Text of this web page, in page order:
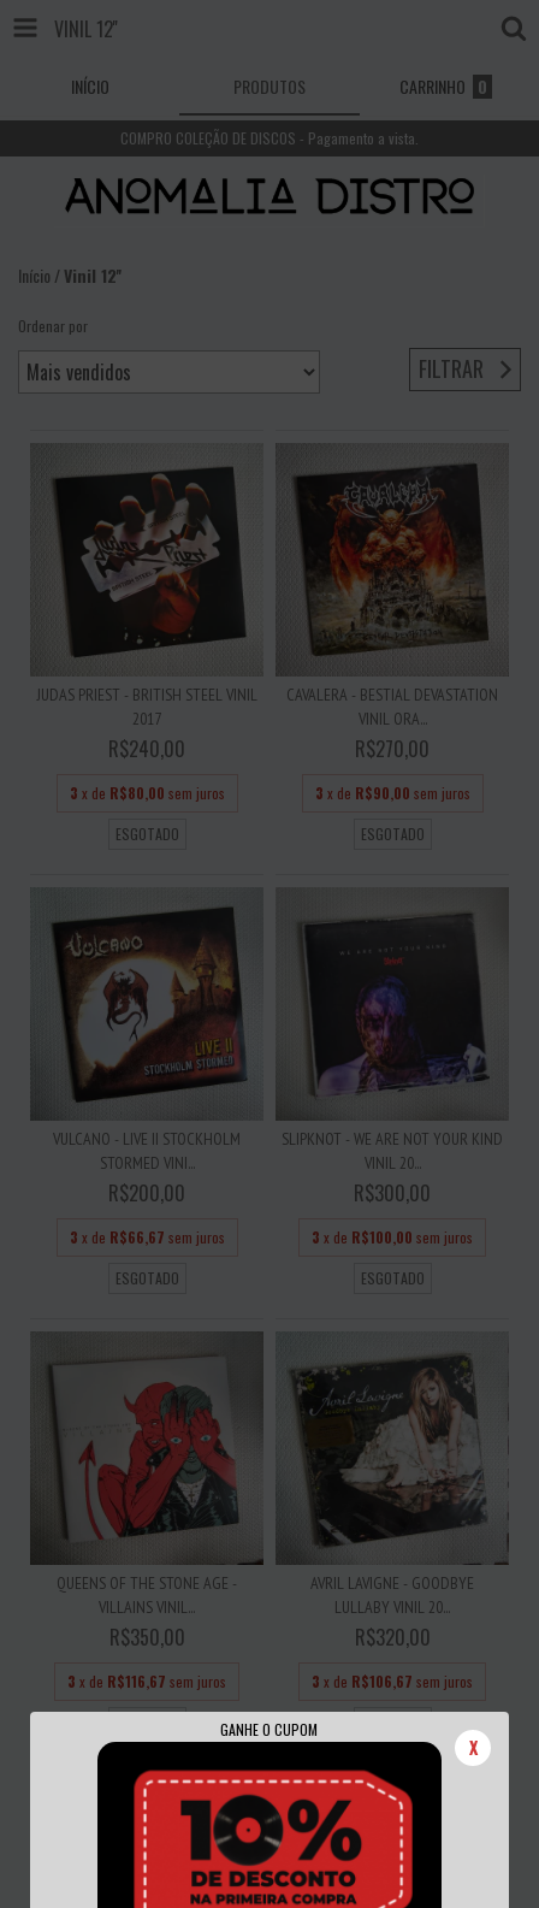
GANHE O CUPOM
X
VINIL 12''
INÍCIO PRODUTOS CARRINHO 0
COMPRO COLEÇÃO DE DISCOS - Pagamento a vista.
Início /Vinil 12''
Ordenar por
FILTRAR
JUDAS PRIEST - BRITISH STEEL VINIL
2017
R$240,00
3 x de R$80,00 sem juros
ESGOTADO
CAVALERA - BESTIAL DEVASTATION
VINIL ORA...
R$270,00
3 x de R$90,00 sem juros
ESGOTADO
VULCANO - LIVE II STOCKHOLM
STORMED VINI...
R$200,00
3 x de R$66,67 sem juros
ESGOTADO
SLIPKNOT - WE ARE NOT YOUR KIND
VINIL 20...
R$300,00
3 x de R$100,00 sem juros
ESGOTADO
QUEENS OF THE STONE AGE -
VILLAINS VINIL...
R$350,00
3 x de R$116,67 sem juros
AVRIL LAVIGNE - GOODBYE
LULLABY VINIL 20...
R$320,00
3 x de R$106,67 sem juros